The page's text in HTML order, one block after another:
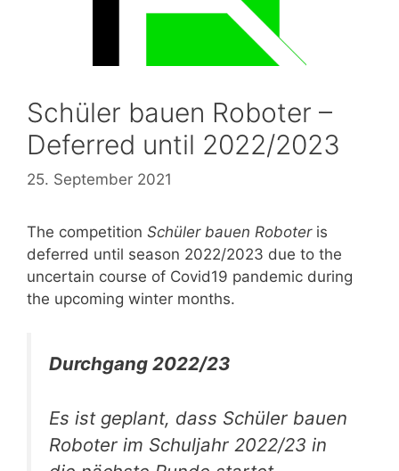
Schüler bauen Roboter –
Deferred until 2022/2023
25. September 2021
The competition Schüler bauen Roboteris
deferred until season 2022/2023 due to the
uncertain course of Covid19 pandemic during
the upcoming winter months.
Durchgang 2022/23
Es ist geplant, dass Schüler bauen
Roboter im Schuljahr 2022/23 in